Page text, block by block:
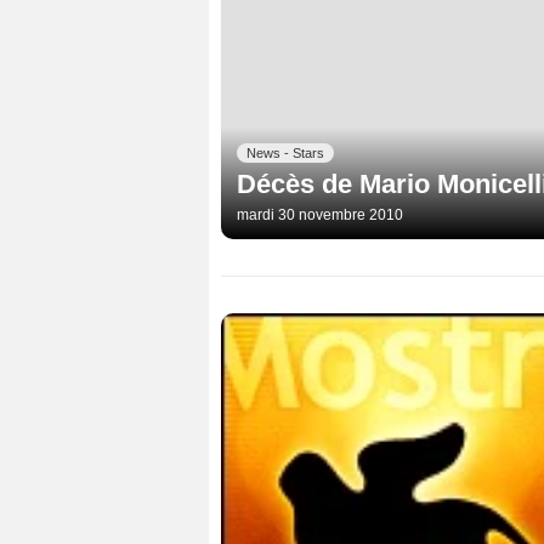
News - Stars
Décès de Mario
mardi 30 novembre 2010